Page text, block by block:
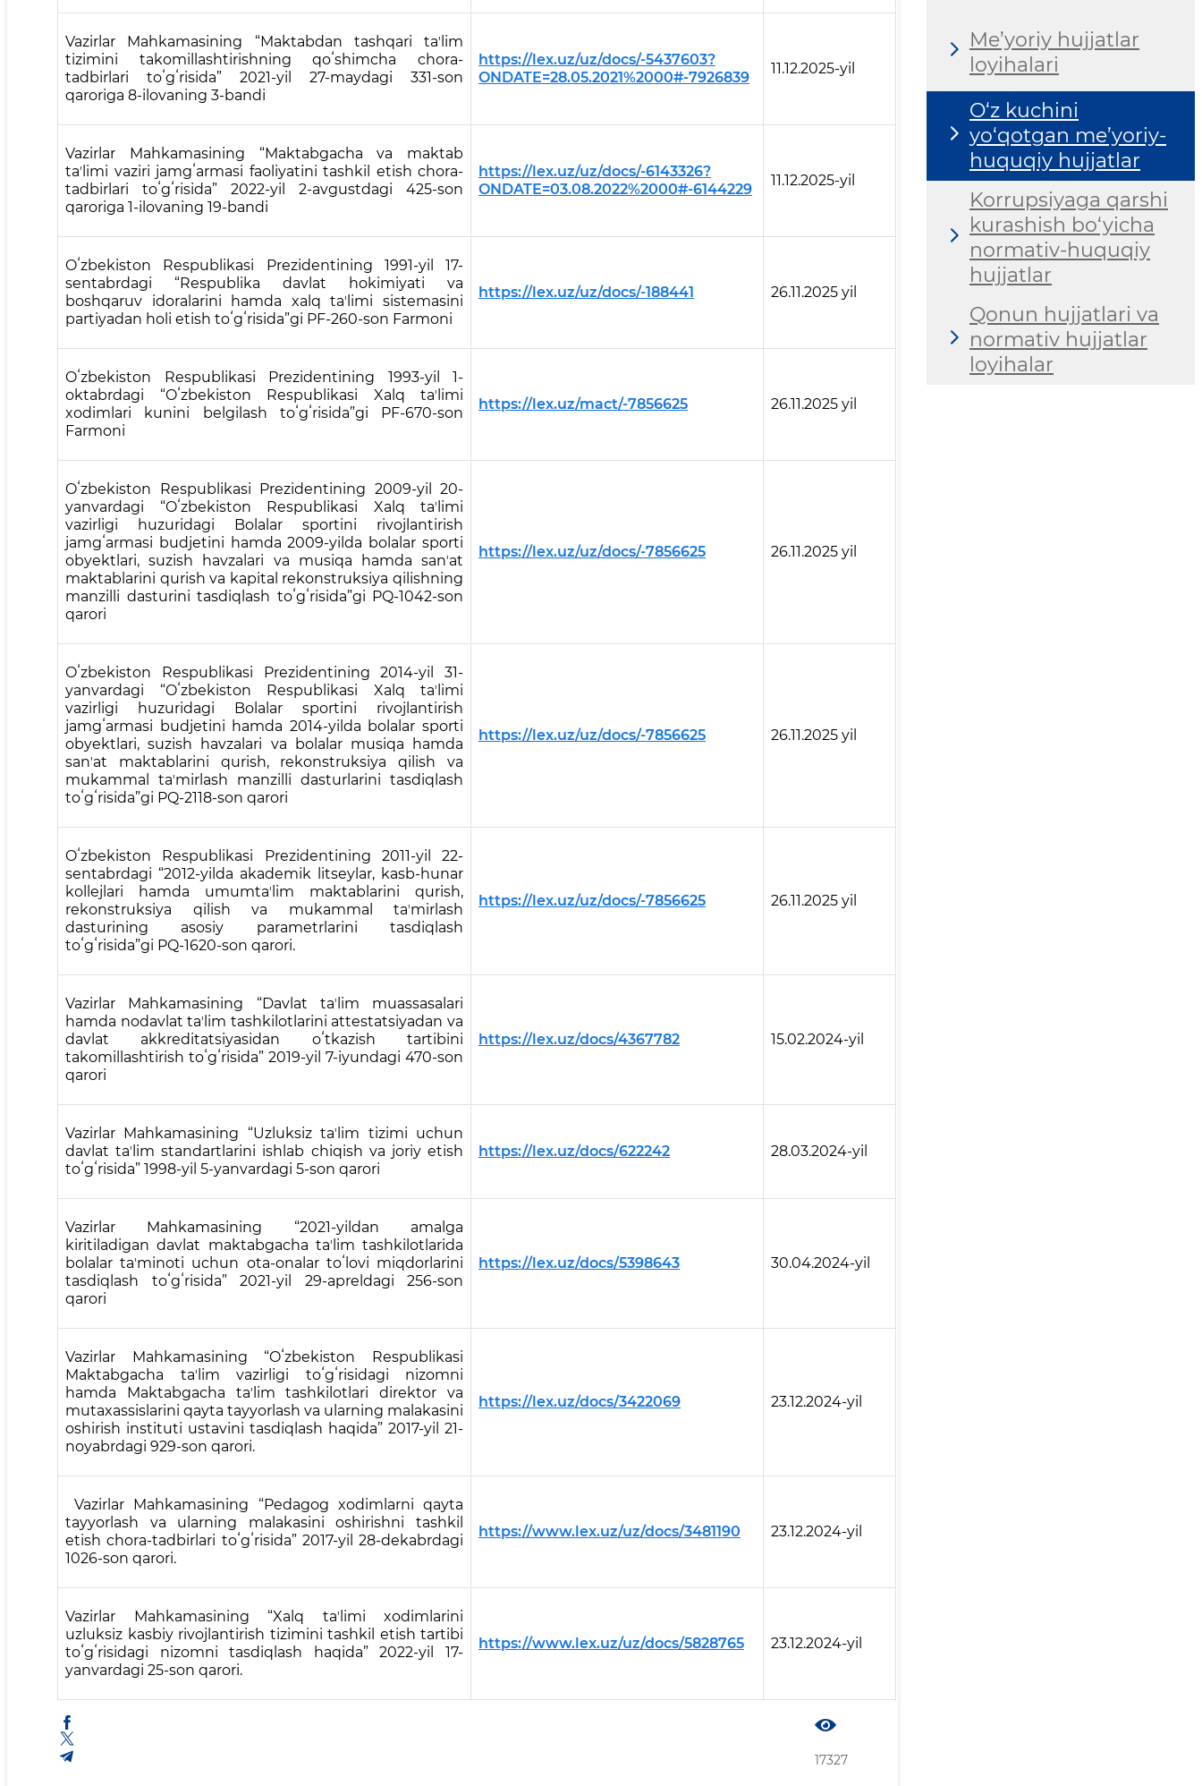
Vazirlar Mahkamasining “Maktabdan tashqari taʼlim
tizimini takomillashtirishning qoʻshimcha chora-
tadbirlari toʻgʻrisida” 2021-yil 27-maydagi 331-son
qaroriga 8-ilovaning 3-bandi
https://lex.uz/uz/docs/-5437603?
ONDATE=28.05.2021%2000#-7926839
11.12.2025-yil
Vazirlar Mahkamasining “Maktabgacha va maktab
taʼlimi vaziri jamgʻarmasi faoliyatini tashkil etish chora-
tadbirlari toʻgʻrisida” 2022-yil 2-avgustdagi 425-son
qaroriga 1-ilovaning 19-bandi
https://lex.uz/uz/docs/-6143326?
ONDATE=03.08.2022%2000#-6144229
11.12.2025-yil
Oʻzbekiston Respublikasi Prezidentining 1991-yil 17-
sentabrdagi “Respublika davlat hokimiyati va
boshqaruv idoralarini hamda xalq taʼlimi sistemasini
partiyadan holi etish toʻgʻrisida”gi PF-260-son Farmoni
https://lex.uz/uz/docs/-188441 26.11.2025 yil
Oʻzbekiston Respublikasi Prezidentining 1993-yil 1-
oktabrdagi “Oʻzbekiston Respublikasi Xalq taʼlimi
xodimlari kunini belgilash toʻgʻrisida”gi PF-670-son
Farmoni
https://lex.uz/mact/-7856625 26.11.2025 yil
Oʻzbekiston Respublikasi Prezidentining 2009-yil 20-
yanvardagi “Oʻzbekiston Respublikasi Xalq taʼlimi
vazirligi huzuridagi Bolalar sportini rivojlantirish
jamgʻarmasi budjetini hamda 2009-yilda bolalar sporti
obyektlari, suzish havzalari va musiqa hamda sanʼat
maktablarini qurish va kapital rekonstruksiya qilishning
manzilli dasturini tasdiqlash toʻgʻrisida”gi PQ-1042-son
qarori
https://lex.uz/uz/docs/-7856625 26.11.2025 yil
Oʻzbekiston Respublikasi Prezidentining 2014-yil 31-
yanvardagi “Oʻzbekiston Respublikasi Xalq taʼlimi
vazirligi huzuridagi Bolalar sportini rivojlantirish
jamgʻarmasi budjetini hamda 2014-yilda bolalar sporti
obyektlari, suzish havzalari va bolalar musiqa hamda
sanʼat maktablarini qurish, rekonstruksiya qilish va
mukammal taʼmirlash manzilli dasturlarini tasdiqlash
toʻgʻrisida”gi PQ-2118-son qarori
https://lex.uz/uz/docs/-7856625 26.11.2025 yil
Oʻzbekiston Respublikasi Prezidentining 2011-yil 22-
sentabrdagi “2012-yilda akademik litseylar, kasb-hunar
kollejlari hamda umumtaʼlim maktablarini qurish,
rekonstruksiya qilish va mukammal taʼmirlash
dasturining asosiy parametrlarini tasdiqlash
toʻgʻrisida”gi PQ-1620-son qarori.
https://lex.uz/uz/docs/-7856625 26.11.2025 yil
Vazirlar Mahkamasining “Davlat taʼlim muassasalari
hamda nodavlat taʼlim tashkilotlarini attestatsiyadan va
davlat akkreditatsiyasidan oʻtkazish tartibini
takomillashtirish toʻgʻrisida” 2019-yil 7-iyundagi 470-son
qarori
https://lex.uz/docs/4367782 15.02.2024-yil
Vazirlar Mahkamasining “Uzluksiz taʼlim tizimi uchun
davlat taʼlim standartlarini ishlab chiqish va joriy etish
toʻgʻrisida” 1998-yil 5-yanvardagi 5-son qarori
https://lex.uz/docs/622242 28.03.2024-yil
Vazirlar Mahkamasining “2021-yildan amalga
kiritiladigan davlat maktabgacha taʼlim tashkilotlarida
bolalar taʼminoti uchun ota-onalar toʻlovi miqdorlarini
tasdiqlash toʻgʻrisida” 2021-yil 29-apreldagi 256-son
qarori
https://lex.uz/docs/5398643 30.04.2024-yil
Vazirlar Mahkamasining “Oʻzbekiston Respublikasi
Maktabgacha taʼlim vazirligi toʻgʻrisidagi nizomni
hamda Maktabgacha taʼlim tashkilotlari direktor va
mutaxassislarini qayta tayyorlash va ularning malakasini
oshirish instituti ustavini tasdiqlash haqida” 2017-yil 21-
noyabrdagi 929-son qarori.
https://lex.uz/docs/3422069 23.12.2024-yil
Vazirlar Mahkamasining “Pedagog xodimlarni qayta
tayyorlash va ularning malakasini oshirishni tashkil
etish chora-tadbirlari toʻgʻrisida” 2017-yil 28-dekabrdagi
1026-son qarori.
https://www.lex.uz/uz/docs/3481190 23.12.2024-yil
Vazirlar Mahkamasining “Xalq taʼlimi xodimlarini
uzluksiz kasbiy rivojlantirish tizimini tashkil etish tartibi
toʻgʻrisidagi nizomni tasdiqlash haqida” 2022-yil 17-
yanvardagi 25-son qarori.
https://www.lex.uz/uz/docs/5828765 23.12.2024-yil
17327
Me’yoriy hujjatlar
loyihalari
O‘z kuchini
yo‘qotgan me’yoriy-
huquqiy hujjatlar
Korrupsiyaga qarshi
kurashish bo‘yicha
normativ-huquqiy
hujjatlar
Qonun hujjatlari va
normativ hujjatlar
loyihalar